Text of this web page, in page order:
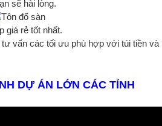
sẽ hài lòng.
giá rẻ tốt nhất.
vấn các tối ưu phù hợp với túi tiền
DỰ ÁN LỚN CÁC TỈNH